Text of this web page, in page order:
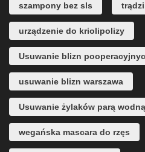
szampony bez sls
urządzenie do kriolipolizy
Usuwanie blizn
usuwanie blizn warszawa
Usuwanie żylaków parą wodną
wegańska mascara do rzęs